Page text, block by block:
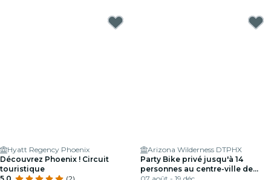
Hyatt Regency Phoenix
Découvrez Phoenix ! Circuit
touristique
Arizona Wilderness DTPHX
Party Bike privé jusqu'à 14
personnes au centre-ville de